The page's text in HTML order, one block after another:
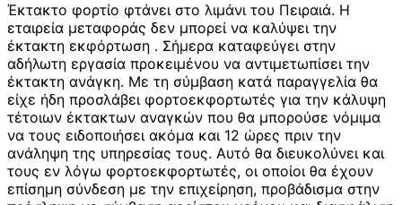
Έκτακτο φορτίο φτάνει στο λιμάνι του Πειραιά. Η
εταιρεία μεταφοράς δεν μπορεί να καλύψει την
έκτακτη εκφόρτωση . Σήμερα καταφεύγει στην
αδήλωτη εργασία προκειμένου να αντιμετωπίσει την
έκτακτη ανάγκη. Με τη σύμβαση κατά παραγγελία θα
είχε ήδη προσλάβει φορτοεκφορτωτές για την κάλυψη
τέτοιων έκτακτων αναγκών που θα μπορούσε νόμιμα
να τους ειδοποιήσει ακόμα και 12 ώρες πριν την
ανάληψη της υπηρεσίας τους. Αυτό θα διευκολύνει και
τους εν λόγω φορτοεκφορτωτές, οι οποίοι θα έχουν
επίσημη σύνδεση με την επιχείρηση, προβάδισμα στην